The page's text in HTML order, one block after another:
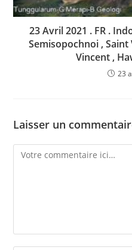
23 Avril 2021 . FR .
Semisopochnoi ,
Vincent ,
23
Laisser un
Comment